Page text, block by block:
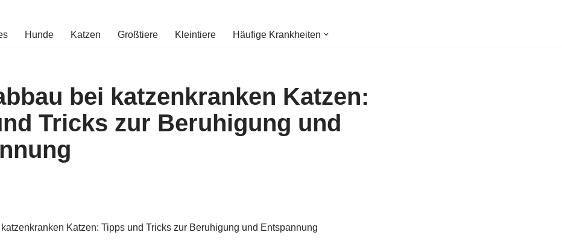
Hunde Katzen Großtiere Kleintiere Häufige Krankheiten
bei katzenkranken Katzen:
Tricks zur Beruhigung und